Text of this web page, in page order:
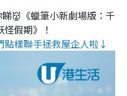
睇👹《蠟筆小新劇場版：千
假期》！
樣聯手拯救屋企人啦↓